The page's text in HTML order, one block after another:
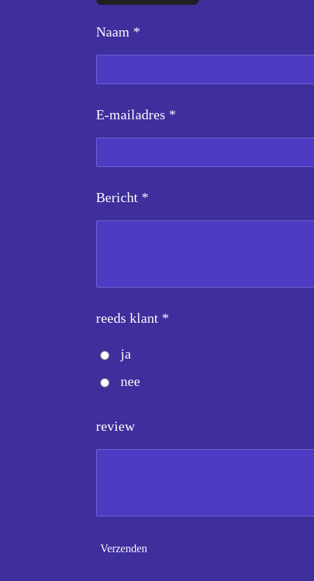
Naam *
E-mailadres *
Bericht *
reeds klant *
ja
nee
review
Verzenden